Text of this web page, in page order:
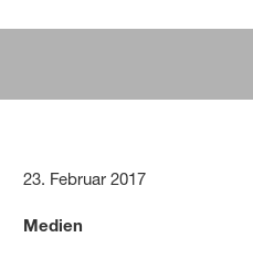
23. Februar 2017
Medien